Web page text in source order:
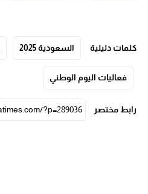
كلمات دليلية السعودية 2025
فعاليات اليوم الوطني
رابط مختصر